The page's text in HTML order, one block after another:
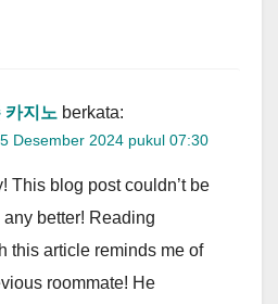
카지노 berkata:
Desember 2024 pukul 07:30
This blog post couldn’t be
any better! Reading
this article reminds me of
roommate! He